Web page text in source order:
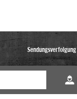
Sendungsverfolgung